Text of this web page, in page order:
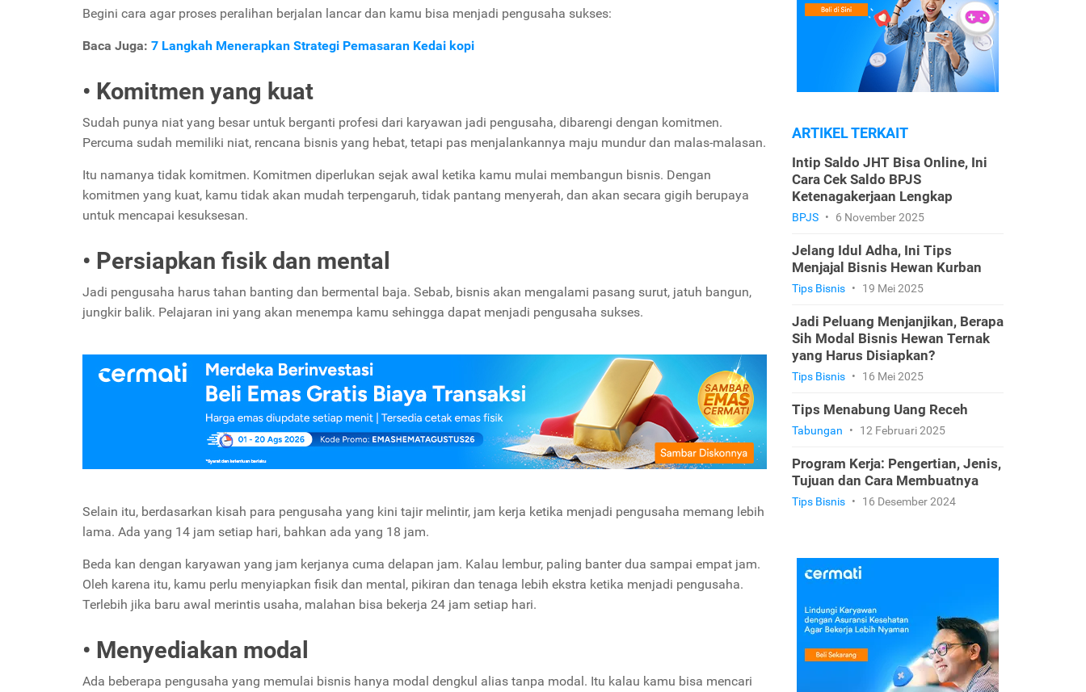
Begini cara agar proses peralihan berjalan lancar dan kamu bisa menjadi pengusaha sukses:
Baca Juga: 7 Langkah Menerapkan Strategi Pemasaran Kedai kopi
• Komitmen yang kuat
Sudah punya niat yang besar untuk berganti profesi dari karyawan jadi pengusaha, dibarengi dengan komitmen.
Percuma sudah memiliki niat, rencana bisnis yang hebat, tetapi pas menjalankannya maju mundur dan malas-malasan.
Itu namanya tidak komitmen. Komitmen diperlukan sejak awal ketika kamu mulai membangun bisnis. Dengan
komitmen yang kuat, kamu tidak akan mudah terpengaruh, tidak pantang menyerah, dan akan secara gigih berupaya
untuk mencapai kesuksesan.
• Persiapkan fisik dan mental
Jadi pengusaha harus tahan banting dan bermental baja. Sebab, bisnis akan mengalami pasang surut, jatuh bangun,
jungkir balik. Pelajaran ini yang akan menempa kamu sehingga dapat menjadi pengusaha sukses.
Selain itu, berdasarkan kisah para pengusaha yang kini tajir melintir, jam kerja ketika menjadi pengusaha memang lebih
lama. Ada yang 14 jam setiap hari, bahkan ada yang 18 jam.
Beda kan dengan karyawan yang jam kerjanya cuma delapan jam. Kalau lembur, paling banter dua sampai empat jam.
Oleh karena itu, kamu perlu menyiapkan fisik dan mental, pikiran dan tenaga lebih ekstra ketika menjadi pengusaha.
Terlebih jika baru awal merintis usaha, malahan bisa bekerja 24 jam setiap hari.
• Menyediakan modal
Ada beberapa pengusaha yang memulai bisnis hanya modal dengkul alias tanpa modal. Itu kalau kamu bisa mencari
ARTIKEL TERKAIT
Intip Saldo JHT Bisa Online, Ini
Cara Cek Saldo BPJS
Ketenagakerjaan Lengkap
BPJS • 6 November 2025
Jelang Idul Adha, Ini Tips
Menjajal Bisnis Hewan Kurban
Tips Bisnis • 19 Mei 2025
Jadi Peluang Menjanjikan, Berapa
Sih Modal Bisnis Hewan Ternak
yang Harus Disiapkan?
Tips Bisnis • 16 Mei 2025
Tips Menabung Uang Receh
Tabungan • 12 Februari 2025
Program Kerja: Pengertian, Jenis,
Tujuan dan Cara Membuatnya
Tips Bisnis • 16 Desember 2024